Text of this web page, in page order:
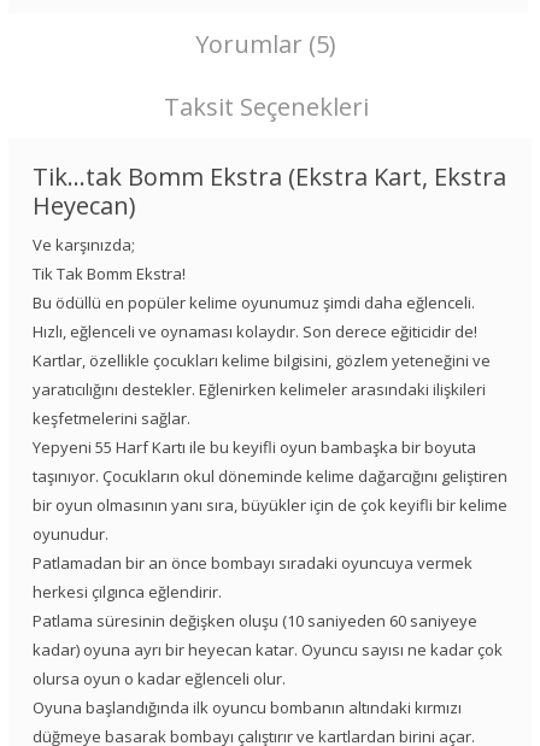
Yorumlar (5)
Taksit Seçenekleri
Tik...tak Bomm Ekstra (Ekstra Kart, Ekstra
Heyecan)
Ve karşınızda;
Tik Tak Bomm Ekstra!
Bu ödüllü en popüler kelime oyunumuz şimdi daha eğlenceli.
Hızlı, eğlenceli ve oynaması kolaydır. Son derece eğiticidir de!
Kartlar, özellikle çocukları kelime bilgisini, gözlem yeteneğini ve
yaratıcılığını destekler. Eğlenirken kelimeler arasındaki ilişkileri
keşfetmelerini sağlar.
Yepyeni 55 Harf Kartı ile bu keyifli oyun bambaşka bir boyuta
taşınıyor. Çocukların okul döneminde kelime dağarcığını geliştiren
bir oyun olmasının yanı sıra, büyükler için de çok keyifli bir kelime
oyunudur.
Patlamadan bir an önce bombayı sıradaki oyuncuya vermek
herkesi çılgınca eğlendirir.
Patlama süresinin değişken oluşu (10 saniyeden 60 saniyeye
kadar) oyuna ayrı bir heyecan katar. Oyuncu sayısı ne kadar çok
olursa oyun o kadar eğlenceli olur.
Oyuna başlandığında ilk oyuncu bombanın altındaki kırmızı
düğmeye basarak bombayı çalıştırır ve kartlardan birini açar.